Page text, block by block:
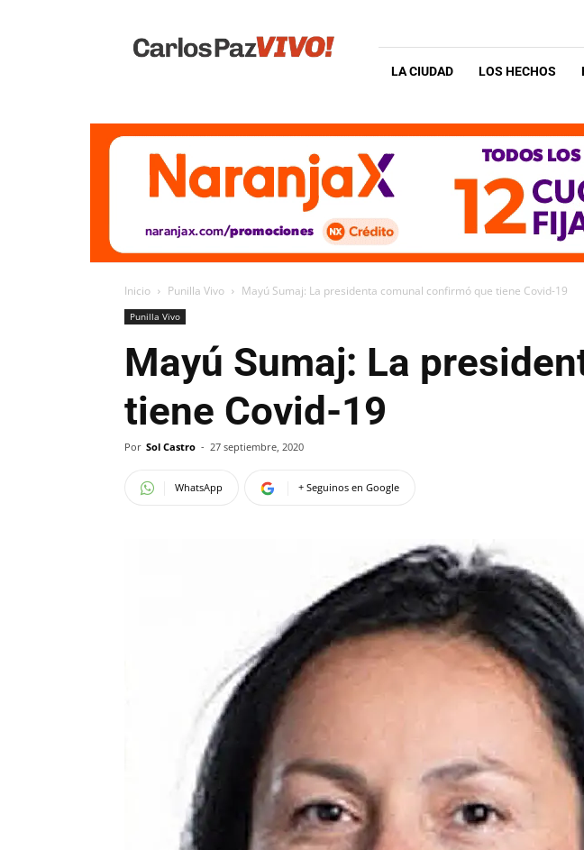
Vivo
LA CIUDAD LOS HECHOS
Inicio Punilla Vivo Mayú Sumaj: La presidenta comunal confirmó que tiene Covid-19
Punilla Vivo
Mayú Sumaj: La
tiene Covid-19
Por Sol Castro - 27 septiembre, 2020
WhatsApp + Seguinos en Google